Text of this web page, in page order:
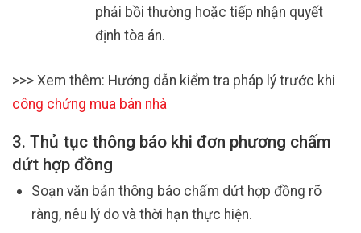
phải bồi thường hoặc tiếp nhận quyết
định tòa án.
>>> Xem thêm: Hướng dẫn kiểm tra pháp lý trước khi
công chứng mua bán nhà
3. Thủ tục thông báo khi đơn phương chấm
dứt hợp đồng
Soạn văn bản thông báo chấm dứt hợp đồng rõ
ràng, nêu lý do và thời hạn thực hiện.